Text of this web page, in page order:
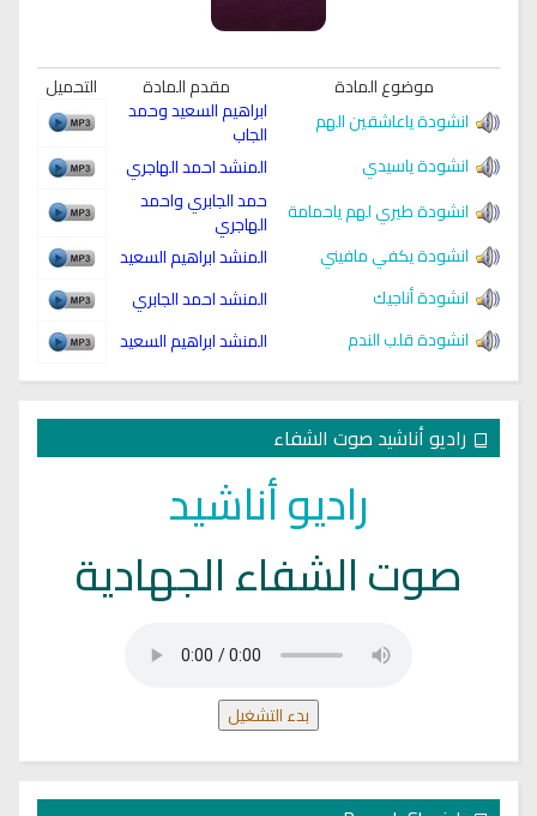
موضوع المادة مقدم المادة
التحميل
انشودة ياعاشقين الهم
ابراهيم السعيد وحمد
الجاب
انشودة ياسيدي
المنشد احمد الهاجري
انشودة طيري لهم ياحمامة
حمد الجابري واحمد
الهاجري
انشودة يكفي مافيني
المنشد ابراهيم السعيد
انشودة أناجيك
المنشد احمد الجابري
انشودة قلب الندم
المنشد ابراهيم السعيد
راديو أناشيد صوت الشفاء
راديو أناشيد
صوت الشفاء الجهادية
بدء التشغيل